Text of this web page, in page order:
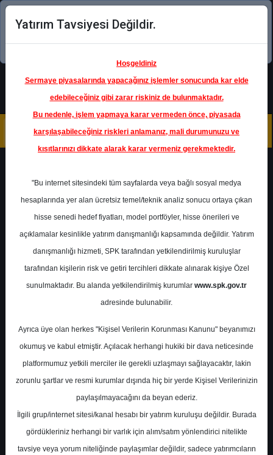
Şimdi uygulamayı indirin!
EKGYO- EMLAK KONUT GYO
Hedef Fiyat 26.89 ₺
Getiri
%0.00
0 2
Yatırım Tavsiyesi Değildir.
Hoşgeldiniz
Sermaye piyasalarında yapacağınız işlemler sonucunda kar elde
edebileceğiniz gibi zarar riskiniz de bulunmaktadır.
Bu nedenle, işlem yapmaya karar vermeden önce, piyasada
karşılaşabileceğiniz riskleri anlamanız, mali durumunuzu ve
kısıtlarınızı dikkate alarak karar vermeniz gerekmektedir.
"Bu internet sitesindeki tüm sayfalarda veya bağlı sosyal medya
hesaplarında yer alan ücretsiz temel/teknik analiz sonucu ortaya çıkan
hisse senedi hedef fiyatları, model portföyler, hisse önerileri ve
açıklamalar kesinlikle yatırım danışmanlığı kapsamında değildir. Yatırım
danışmanlığı hizmeti, SPK tarafından yetkilendirilmiş kuruluşlar
tarafından kişilerin risk ve getiri tercihleri dikkate alınarak kişiye Özel
sunulmaktadır. Bu alanda yetkilendirilmiş kurumlar www.spk.gov.tr
adresinde bulunabilir.
Ayrıca üye olan herkes "Kişisel Verilerin Korunması Kanunu" beyanımızı
okumuş ve kabul etmiştir. Açılacak herhangi hukiki bir dava neticesinde
platformumuz yetkili merciler ile gerekli uzlaşmayı sağlayacaktır, lakin
zorunlu şartlar ve resmi kurumlar dışında hiç bir yerde Kişisel Verilerinizin
paylaşılmayacağını da beyan ederiz.
İlgili grup/internet sitesi/kanal hesabı bir yatırım kuruluşu değildir. Burada
gördükleriniz herhangi bir varlık için alım/satım yönlendirici nitelikte
tavsiye veya yorum niteliğinde paylaşımlar değildir, sadece yatırımcıların